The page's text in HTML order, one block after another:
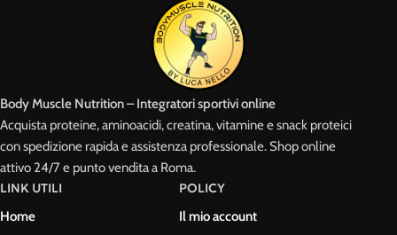
Body Muscle Nutrition – Integratori sportivi online
Acquista proteine, aminoacidi, creatina, vitamine e snack proteici
con spedizione rapida e assistenza professionale. Shop online
attivo 24/7 e punto vendita a Roma.
LINK UTILI
Home
POLICY
Il mio account